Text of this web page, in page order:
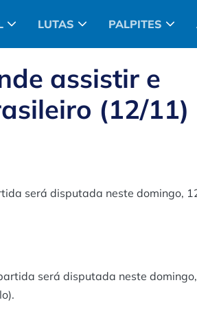
LUTAS PALPITES
assistir e
(12/11)
será disputada neste domingo,
será disputada neste domingo,